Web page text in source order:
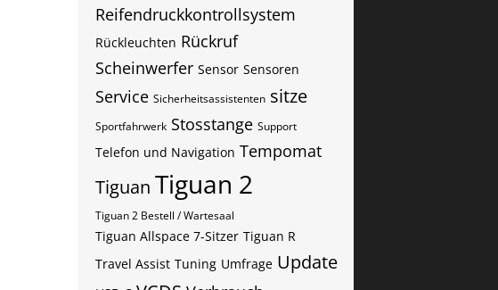
Reifendruckkontrollsystem
Rückleuchten Rückruf
Scheinwerfer Sensor Sensoren
Service Sicherheitsassistenten sitze
Sportfahrwerk Stosstange Support
Telefon und Navigation Tempomat
Tiguan Tiguan 2
Tiguan 2 Bestell / Wartesaal
Tiguan Allspace 7-Sitzer Tiguan R
Travel Assist Tuning Umfrage Update